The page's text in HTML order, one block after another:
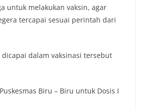
untuk melakukan vaksin, agar
tercapai sesuai perintah dari
dalam vaksinasi tersebut
Biru – Biru untuk Dosis I